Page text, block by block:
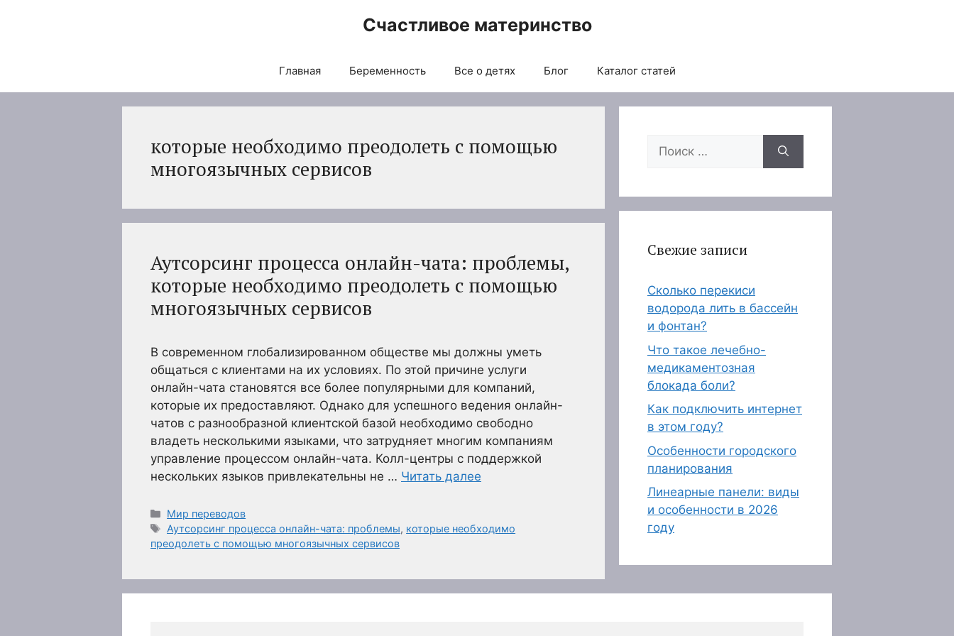
Счастливое материнство
Главная Беременность Все о детях Блог Каталог статей
которые необходимо преодолеть с помощью
многоязычных сервисов
Аутсорсинг процесса онлайн-чата: проблемы,
которые необходимо преодолеть с помощью
многоязычных сервисов
В современном глобализированном обществе мы должны уметь
общаться с клиентами на их условиях. По этой причине услуги
онлайн-чата становятся все более популярными для компаний,
которые их предоставляют. Однако для успешного ведения онлайн-
чатов с разнообразной клиентской базой необходимо свободно
владеть несколькими языками, что затрудняет многим компаниям
управление процессом онлайн-чата. Колл-центры с поддержкой
нескольких языков привлекательны не … Читать далее
Рубрики
Мир переводов
Метки
Аутсорсинг процесса онлайн-чата: проблемы, которые необходимо
преодолеть с помощью многоязычных сервисов
Поиск:
Свежие записи
Сколько перекиси
водорода лить в бассейн
и фонтан?
Что такое лечебно-
медикаментозная
блокада боли?
Как подключить интернет
в этом году?
Особенности городского
планирования
Линеарные панели: виды
и особенности в 2026
году